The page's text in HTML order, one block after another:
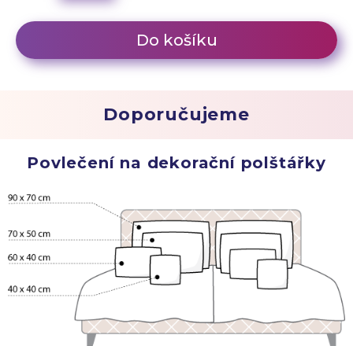
Do košíku
Doporučujeme
Povlečení na dekorační polštářky